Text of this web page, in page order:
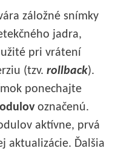
záložné snímky
jadra,
pri vrátení
(tzv.rollback).
ponechajte
označenú.
aktívne, prvá
aktualizácie. Ďalšia